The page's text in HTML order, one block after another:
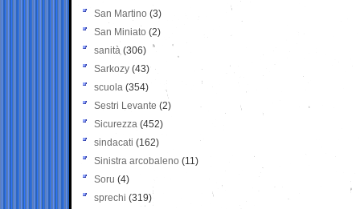
San Martino (3)
San Miniato (2)
sanità (306)
Sarkozy (43)
scuola (354)
Sestri Levante (2)
Sicurezza (452)
sindacati (162)
Sinistra arcobaleno (11)
Soru (4)
sprechi (319)